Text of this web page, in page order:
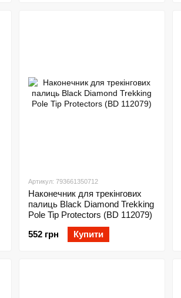
Артикул: 793661350712
Наконечник для трекінгових
палиць Black Diamond Trekking
Pole Tip Protectors (BD 112079)
552 грн
Купити